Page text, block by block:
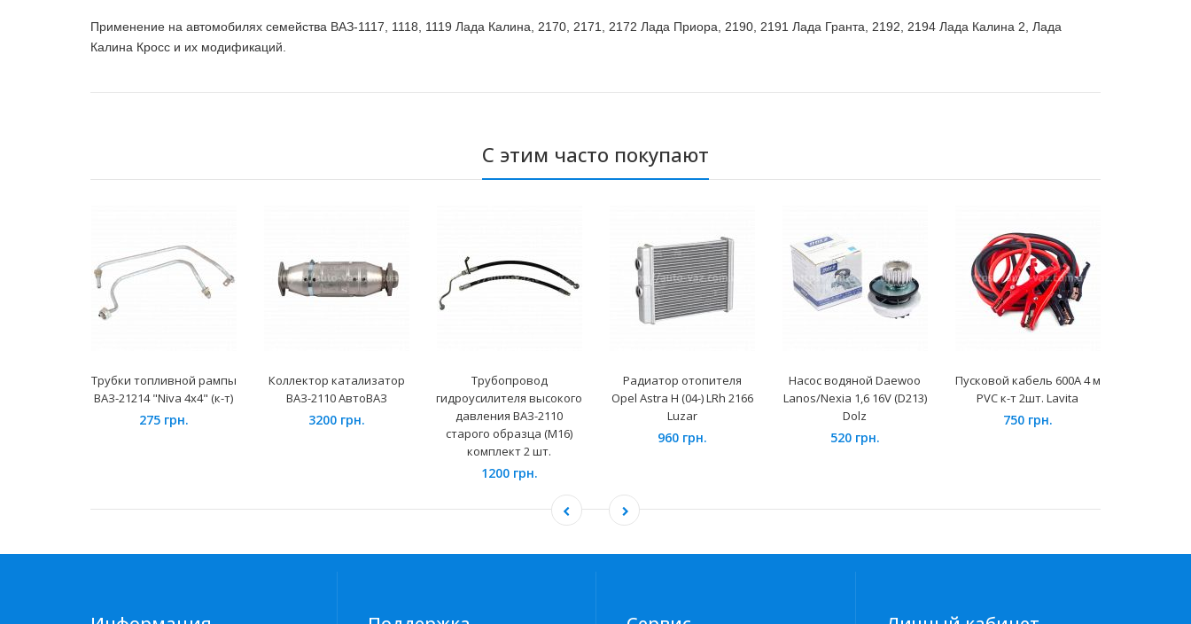
Применение на автомобилях семейства ВАЗ-1117, 1118, 1119 Лада Калина, 2170, 2171, 2172 Лада Приора, 2190, 2191 Лада Гранта, 2192, 2194 Лада Калина 2, Лада
Калина Кросс и их модификаций.
С этим часто покупают
Трубки топливной рампы
ВАЗ-21214 "Niva 4x4" (к-т)
275 грн.
Коллектор катализатор
ВАЗ-2110 АвтоВАЗ
3200 грн.
Трубопровод
гидроусилителя высокого
давления ВАЗ-2110
старого образца (М16)
комплект 2 шт.
1200 грн.
Радиатор отопителя
Opel Astra H (04-) LRh 2166
Luzar
960 грн.
Насос водяной Daewoo
Lanos/Nexia 1,6 16V (D213)
Dolz
520 грн.
Пусковой кабель 600A 4 м
PVC к-т 2шт. Lavita
750 грн.